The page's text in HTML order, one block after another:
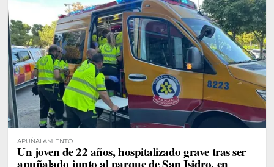
APUÑALAMIENTO
Un joven de 22 años, hospitalizado grave tras ser
apuñalado junto al parque de San Isidro, en